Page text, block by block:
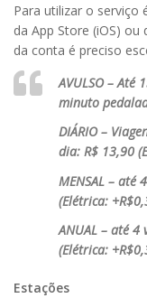
Para utilizar o serviço
da App Store (iOS)
da conta é preciso
AVULSO – Até
minuto
DIÁRIO –
dia: R$ 13,90
MENSAL – até
(Elétrica:
ANUAL – até
(Elétrica:
Estações